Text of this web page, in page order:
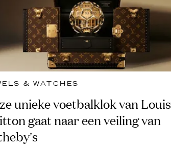
& WATCHES
unieke voetbalklok van Louis
gaat naar een veiling van